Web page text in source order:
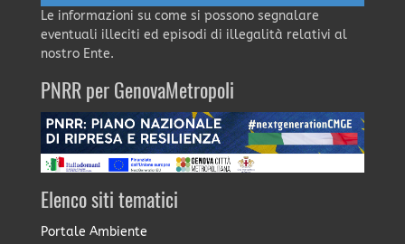
Le informazioni su come si possono segnalare
eventuali illeciti ed episodi di illegalità relativi al
nostro Ente.
PNRR per GenovaMetropoli
Elenco siti tematici
Portale Ambiente